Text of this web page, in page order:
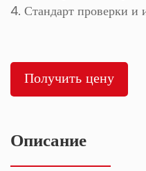
4. Стандарт проверки
Получить цену
Описание